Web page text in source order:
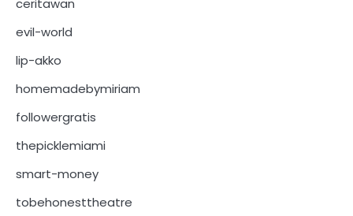
ceritawan
evil-world
lip-akko
homemadebymiriam
followergratis
thepicklemiami
smart-money
tobehonesttheatre